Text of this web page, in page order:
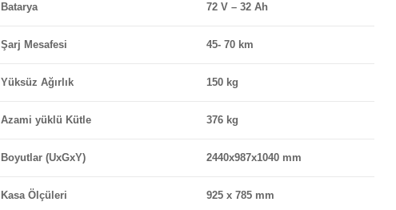
Batarya 72 V – 32 Ah
Şarj Mesafesi 45- 70 km
Yüksüz Ağırlık 150 kg
Azami yüklü Kütle 376 kg
Boyutlar (UxGxY) 2440x987x1040 mm
Kasa Ölçüleri 925 x 785 mm